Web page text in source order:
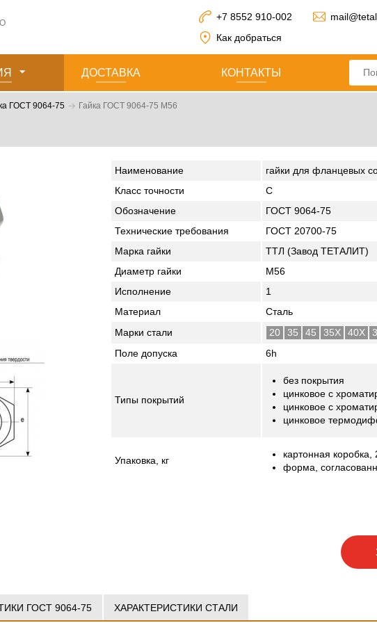
+7 8552 910-002
Как добраться
ДОСТАВКА КОНТАКТЫ
ГОСТ 9064-75 Гайка ГОСТ 9064-75 М56
Наименование
гайки для фланцевых
Класс точности
C
Обозначение
ГОСТ 9064-75
Технические требования
ГОСТ 20700-75
Марка гайки
ТТЛ (Завод ТЕТАЛИТ)
Диаметр гайки
М56
Исполнение
1
Материал
Сталь
Марки стали
20 35 45 35Х 40Х
Поле допуска
6h
Типы покрытий
без покрытия
цинковое с
цинковое с
цинковое
Упаковка, кг
картонная коробка,
форма,
ГОСТ 9064-75 ХАРАКТЕРИСТИКИ СТАЛИ